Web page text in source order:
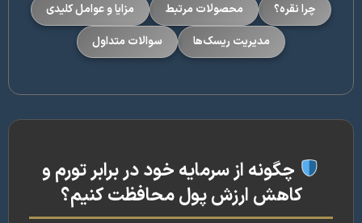
چرا نقره؟ محصولات مرتبط
مزایا و عوامل کلیدی
مدیریت ریسک‌ها
سوالات متداول
چگونه از سرمایه خود در برابر تورم و
کاهش ارزش پول محافظت کنیم؟